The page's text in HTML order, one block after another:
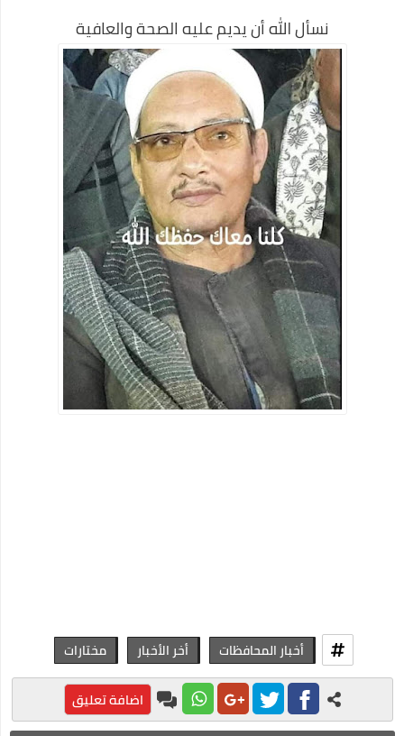
الحركات المرورية التي تسهل عليكي السواقة
تطعيم سولك ضد شلل الاطفال
نسأل الله أن يديم عليه الصحة والعافية
أخبار المحافظات أخر الأخبار مختارات
اضافة تعليق